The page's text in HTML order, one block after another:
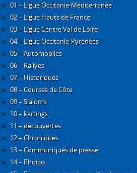
01 – Ligue Occitanie-Méditerranée
02 – Ligue Hauts de France
03 – Ligue Centre Val de Loire
04 – Ligue Occitanie-Pyrénées
05 – Automobiles
06 – Rallyes
07 – Historiques
08 – Courses de Côte
09 – Slaloms
10 – kartings
11 – découvertes
12 – Chroniques
13 – Communiqués de presse
14 – Photos